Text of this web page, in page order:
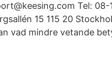
Tel:
15 115 20
vad mindre vetande